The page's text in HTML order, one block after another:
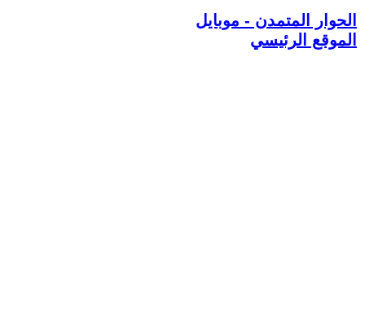
الحوار المتمدن - موبايل
الموقع الرئيسي